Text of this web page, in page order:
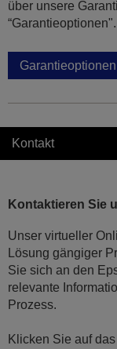
über unsere
“Garantieoptionen".
Garantieoptionen
Kontakt
Kontaktieren Sie
Unser virtueller
Lösung gängiger
Sie sich an den
relevante
Prozess.
Klicken Sie auf